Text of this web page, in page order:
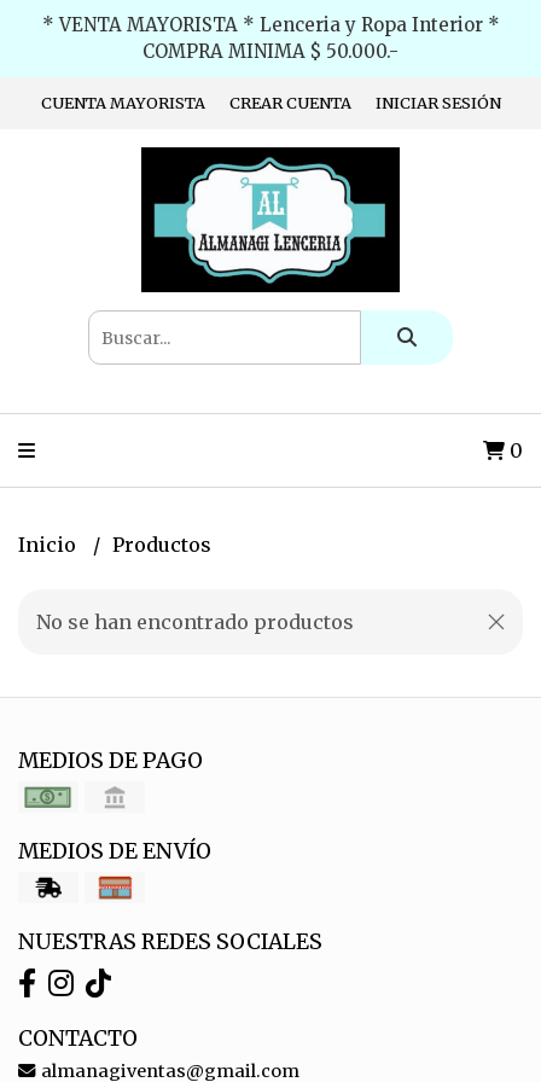
* VENTA MAYORISTA * Lenceria y Ropa Interior *
COMPRA MINIMA $ 50.000.-
CUENTA MAYORISTA CREAR CUENTA INICIAR SESIÓN
0
Inicio Productos
No se han encontrado productos
MEDIOS DE PAGO
MEDIOS DE ENVÍO
NUESTRAS REDES SOCIALES
CONTACTO
almanagiventas@gmail.com